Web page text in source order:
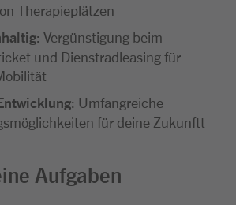
Therapieplätzen
: Vergünstigung beim
und Dienstradleasing für
: Umfangreiche
für deine Zukunftt
Aufgaben